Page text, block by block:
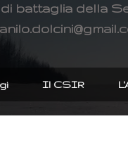
battaglia della
Il CSIR